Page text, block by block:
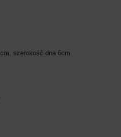
szerokość dna 6cm